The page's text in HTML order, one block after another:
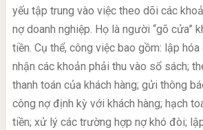
yếu tập trung vào việc theo dõi các
nợ doanh nghiệp. Họ là người “gõ cửa”
tiền. Cụ thể, công việc bao gồm: lập hóa
nhận các khoản phải thu vào sổ sách;
thanh toán của khách hàng; gửi thông
công nợ định kỳ với khách hàng; hạch
tiền; xử lý các trường hợp nợ khó đòi;